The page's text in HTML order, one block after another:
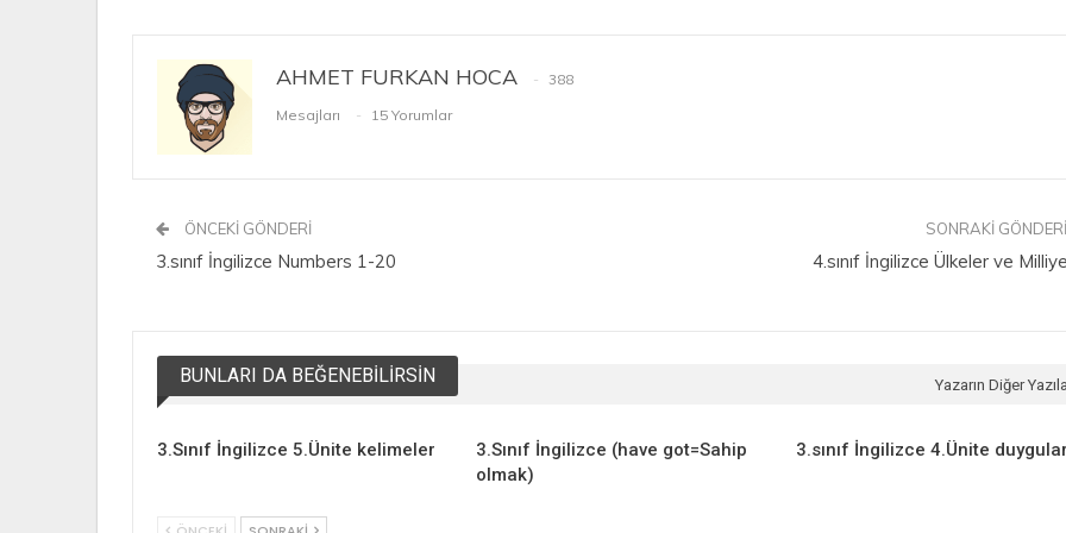
AHMET FURKAN HOCA
388
Mesajları
15 Yorumlar
ÖNCEKI GÖNDERI
3.sınıf İngilizce Numbers 1-20
SONRAKI GÖNDERI
4.sınıf İngilizce Ülkeler ve
BUNLARI DA BEĞENEBILIRSIN Yazarın Diğer
3.Sınıf İngilizce 5.Ünite kelimeler
3.Sınıf İngilizce (have got=Sahip
olmak)
3.sınıf İngilizce 4.Ünite duygular